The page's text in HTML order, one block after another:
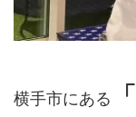
横手市にある